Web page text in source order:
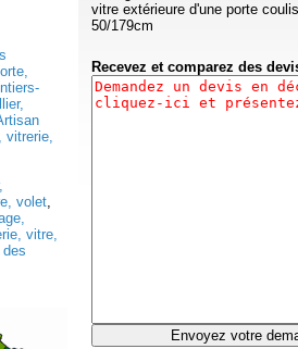
vitrerie,
volet,
vitre,
vitre extérieure d'une porte
50/179cm
Recevez et comparez des